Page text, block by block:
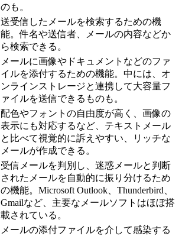
のも。
送受信したメールを検索するための機
能。件名や送信者、メールの内容などか
ら検索できる。
メールに画像やドキュメントなどのファ
イルを添付するための機能。中には、オ
ンラインストレージと連携して大容量フ
ァイルを送信できるものも。
配色やフォントの自由度が高く、画像の
表示にも対応するなど、テキストメール
と比べて視覚的に訴えやすい、リッチな
メールが作成できる。
受信メールを判別し、迷惑メールと判断
されたメールを自動的に振り分けるため
の機能。Microsoft Outlook、Thunderbird、
Gmailなど、主要なメールソフトはほぼ搭
載されている。
メールの添付ファイルを介して感染する